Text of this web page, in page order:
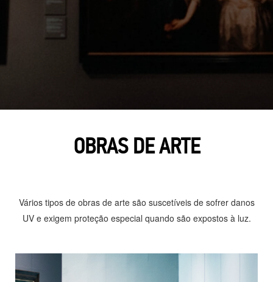
OBRAS DE ARTE
Vários tipos de obras de arte são suscetíveis de sofrer danos
UV e exigem proteção especial quando são expostos à luz.